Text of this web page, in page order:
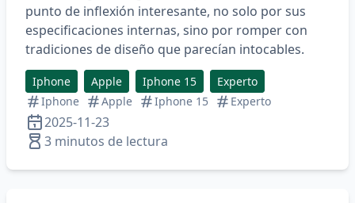
punto de inflexión interesante, no solo por sus
especificaciones internas, sino por romper con
tradiciones de diseño que parecían intocables.
Iphone Apple Iphone 15
Experto
Iphone
Apple Iphone 15 Experto
2025-11-23
3 minutos de lectura